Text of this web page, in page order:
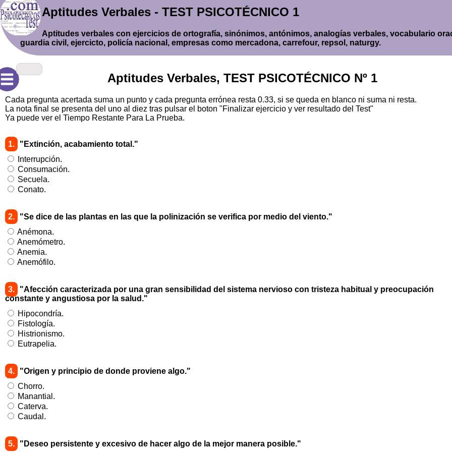
Aptitudes Verbales - TEST PSICOTÉCNICO 1
Aptitudes verbales con ejercicios de ortografía, sinónimos, antónimos, analogías verbales, vocabulario
guardia civil, ejercicto, policía nacional, empresas como mercadona, carrefour, repsol, naturgy.
Aptitudes Verbales, TEST PSICOTÉCNICO Nº 1
Cada pregunta acertada suma un punto y cada pregunta errónea resta 0.33, si se queda en blanco ni suma ni resta.
La nota final se presenta del uno al diez tras pulsar el boton "Finalizar ejercicio y ver resultado del Test"
Ya puede ver el Tiempo Restante Para La Prueba.
1.
"Extinción, acabamiento total."
Interrupción.
Consumación.
Secuela.
Conato.
2.
"Se dice de las plantas en las que la polinización se verifica por medio del viento."
Anémona.
Anemómetro.
Anemia.
Anemófilo.
3.
"Afección caracterizada por una gran sensibilidad del sistema nervioso con tristeza habitual y preocupación
constante y angustiosa por la salud."
Hipocondría.
Fistología.
Histrionismo.
Eutrapelia.
4.
"Origen y principio de donde proviene algo."
Chorro.
Manantial.
Caterva.
Caudal.
5.
"Deseo persistente y excesivo de hacer algo de la mejor manera posible."